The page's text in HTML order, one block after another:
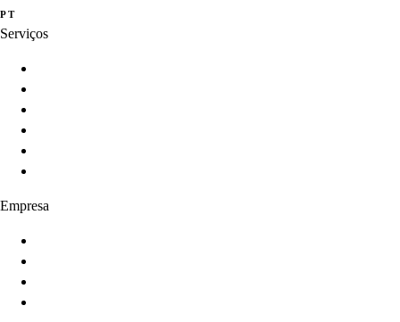
PT
Serviços
Empresa